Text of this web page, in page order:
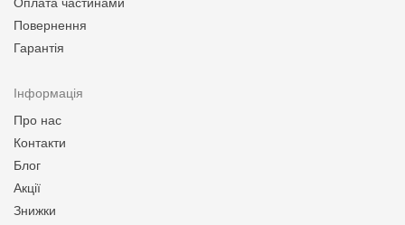
Оплата частинами
Повернення
Гарантія
Інформація
Про нас
Контакти
Блог
Акції
Знижки